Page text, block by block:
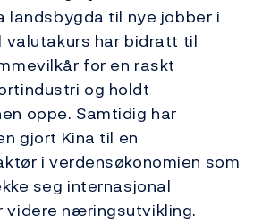
landsbygda til nye jobber i
valutakurs har bidratt til
for en raskt
og holdt
oppe. Samtidig har
gjort Kina til en
i verdensøkonomien som
seg internasjonal
videre næringsutvikling.